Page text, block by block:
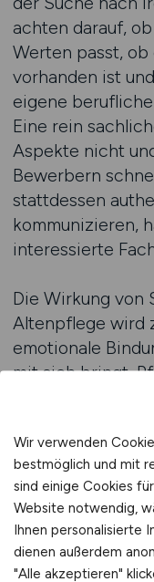
achten darauf,
Werten passt,
vorhanden ist
eigene
Eine rein
Aspekte nicht
Bewerbern
stattdessen
kommunizieren,
interessierte
Die Wirkung von
Altenpflege wird
emotionale
mit sich bringt.
einem Umfeld,
und soziale
Anzeige, die
betont, dass die
spricht Bewerber
Stellenanzeigen
übermitteln,
müssen. Das
Wir verwenden
bestmöglich und mit
sind einige Cookies
Website notwendig,
Ihnen personalisierte
dienen außerdem
"Alle akzeptieren"